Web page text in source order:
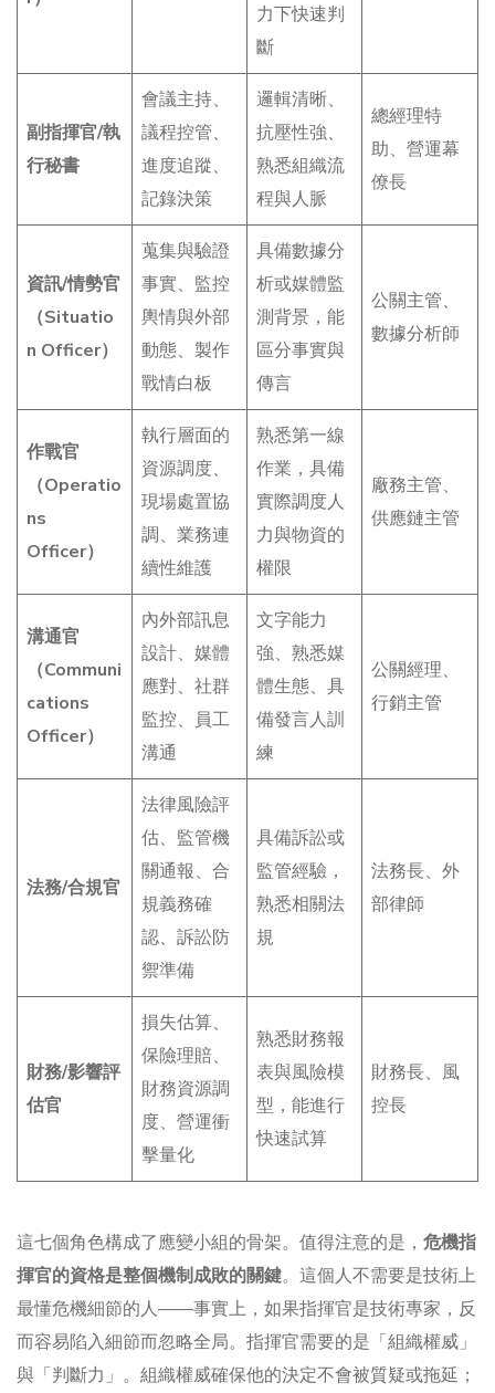
力下快速判
斷
副指揮官/執
行秘書
會議主持、
議程控管、
進度追蹤、
記錄決策
邏輯清晰、
抗壓性強、
熟悉組織流
程與人脈
總經理特
助、營運幕
僚長
資訊/情勢官
（Situatio
n Officer）
蒐集與驗證
事實、監控
輿情與外部
動態、製作
戰情白板
具備數據分
析或媒體監
測背景，能
區分事實與
傳言
公關主管、
數據分析師
作戰官
（Operatio
ns
Officer）
執行層面的
資源調度、
現場處置協
調、業務連
續性維護
熟悉第一線
作業，具備
實際調度人
力與物資的
權限
廠務主管、
供應鏈主管
溝通官
（Communi
cations
Officer）
內外部訊息
設計、媒體
應對、社群
監控、員工
溝通
文字能力
強、熟悉媒
體生態、具
備發言人訓
練
公關經理、
行銷主管
法務/合規官
法律風險評
估、監管機
關通報、合
規義務確
認、訴訟防
禦準備
具備訴訟或
監管經驗，
熟悉相關法
規
法務長、外
部律師
財務/影響評
估官
損失估算、
保險理賠、
財務資源調
度、營運衝
擊量化
熟悉財務報
表與風險模
型，能進行
快速試算
財務長、風
控長
這七個角色構成了應變小組的骨架。值得注意的是， 危機指
揮官的資格是整個機制成敗的關鍵。這個人不需要是技術上
最懂危機細節的人——事實上，如果指揮官是技術專家，反
而容易陷入細節而忽略全局。指揮官需要的是「組織權威」
與「判斷力」。組織權威確保他的決定不會被質疑或拖延；